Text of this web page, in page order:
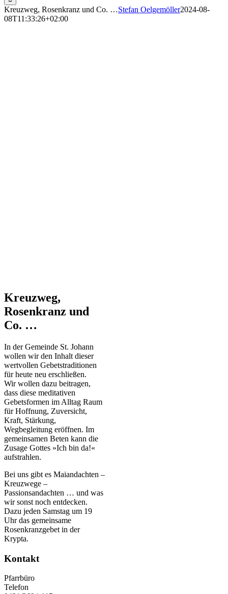
Kreuzweg, Rosenkranz und Co. …Stefan Oelgemöller2024-08-
08T11:33:26+02:00
Kreuzweg,
Rosenkranz und
Co. …
In der Gemeinde St. Johann
wollen wir den Inhalt dieser
wertvollen Gebetstraditionen
für heute neu erschließen.
Wir wollen dazu beitragen,
dass diese meditativen
Gebetsformen im Alltag Raum
für Hoffnung, Zuversicht,
Kraft, Stärkung,
Wegbegleitung eröffnen. Im
gemeinsamen Beten kann die
Zusage Gottes »Ich bin da!«
aufstrahlen.
Bei uns gibt es Maiandachten –
Kreuzwege –
Passionsandachten … und was
wir sonst noch entdecken.
Dazu jeden Samstag um 19
Uhr das gemeinsame
Rosenkranzgebet in der
Krypta.
Kontakt
Pfarrbüro
Telefon